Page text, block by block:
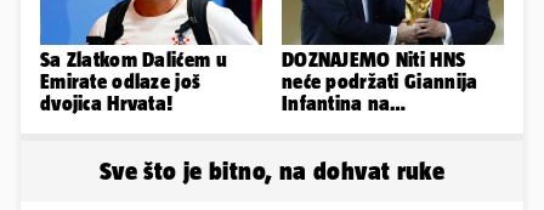
Sa Zlatkom Dalićem u
Emirate odlaze još
dvojica Hrvata!
DOZNAJEMO Niti HNS
neće podržati Giannija
Infantina na
Sve što je bitno, na dohvat ruke